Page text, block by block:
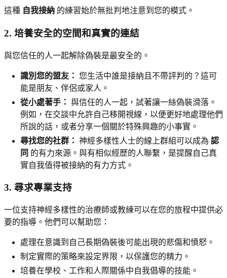
這種 自我接納 的練習始於無批判地注意到您的模式。
2. 培養安全的空間和真實的連結
與您信任的人一起解除偽裝是最安全的。
識別您的盟友： 您生活中誰是接納且不帶評判的？這可
能是朋友、伴侶或家人。
從小處著手： 與信任的人一起，試著讓一絲偽裝滑落。
例如，在交談中允許自己移開視線，以便更好地處理他們
所說的話，或者分享一個關於特殊興趣的小事實。
尋找您的社群： 神經多樣性人士的線上群組可以成為 認
同 的有力來源。與有相似經歷的人聯繫，是提醒自己真
實自我值得被接納的有力方式。
3. 尋求專業支持
一位支持神經多樣性的治療師或教練可以在您的旅程中提供必
要的指導。他們可以幫助您：
處理在意識到自己長期偽裝後可能出現的悲傷和憤怒。
制定實際的策略來設定界限，以保護您的精力。
培養在學校、工作和人際關係中自我倡導的技能。